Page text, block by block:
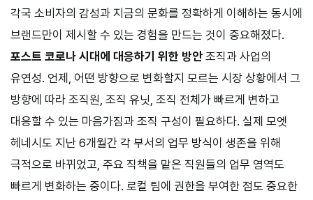
각국 소비자의 감성과 지금의 문화를 정확하게 이해하는 동시에
브랜드만이 제시할 수 있는 경험을 만드는 것이 중요해졌다.
포스트 코로나 시대에 대응하기 위한 방안 조직과 사업의
유연성. 언제, 어떤 방향으로 변화할지 모르는 시장 상황에서 그
방향에 따라 조직원, 조직 유닛, 조직 전체가 빠르게 변하고
대응할 수 있는 마음가짐과 조직 구성이 필요하다. 실제 모엣
헤네시도 지난 6개월간 각 부서의 업무 방식이 생존을 위해
극적으로 바뀌었고, 주요 직책을 맡은 직원들의 업무 영역도
빠르게 변화하는 중이다. 로컬 팀에 권한을 부여한 점도 중요한